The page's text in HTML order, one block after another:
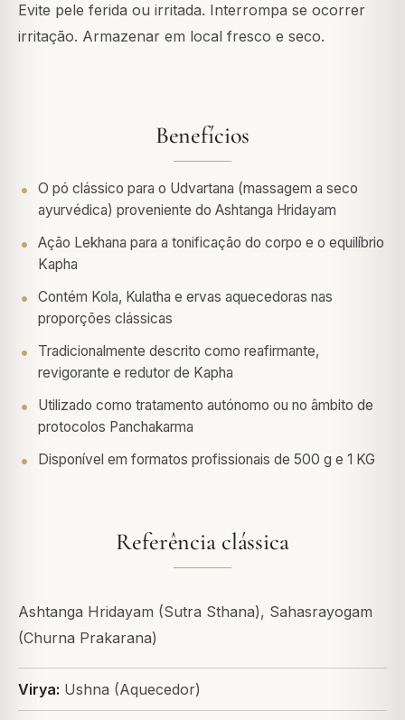
Evite pele ferida ou irritada. Interrompa se ocorrer
irritação. Armazenar em local fresco e seco.
Benefícios
O pó clássico para o Udvartana (massagem a seco
ayurvédica) proveniente do Ashtanga Hridayam
Ação Lekhana para a tonificação do corpo e o equilíbrio
Kapha
Contém Kola, Kulatha e ervas aquecedoras nas
proporções clássicas
Tradicionalmente descrito como reafirmante,
revigorante e redutor de Kapha
Utilizado como tratamento autónomo ou no âmbito de
protocolos Panchakarma
Disponível em formatos profissionais de 500 g e 1 KG
Referência clássica
Ashtanga Hridayam (Sutra Sthana), Sahasrayogam
(Churna Prakarana)
Virya: Ushna (Aquecedor)